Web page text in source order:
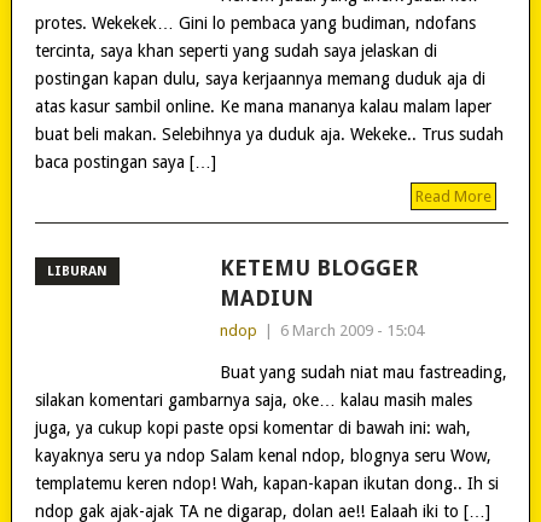
protes. Wekekek… Gini lo pembaca yang budiman, ndofans
tercinta, saya khan seperti yang sudah saya jelaskan di
postingan kapan dulu, saya kerjaannya memang duduk aja di
atas kasur sambil online. Ke mana mananya kalau malam laper
buat beli makan. Selebihnya ya duduk aja. Wekeke.. Trus sudah
baca postingan saya […]
Read More
LIBURAN
KETEMU BLOGGER
MADIUN
ndop 6 March 2009 - 15:04
Buat yang sudah niat mau fastreading,
silakan komentari gambarnya saja, oke… kalau masih males
juga, ya cukup kopi paste opsi komentar di bawah ini: wah,
kayaknya seru ya ndop Salam kenal ndop, blognya seru Wow,
templatemu keren ndop! Wah, kapan-kapan ikutan dong.. Ih si
ndop gak ajak-ajak TA ne digarap, dolan ae!! Ealaah iki to […]